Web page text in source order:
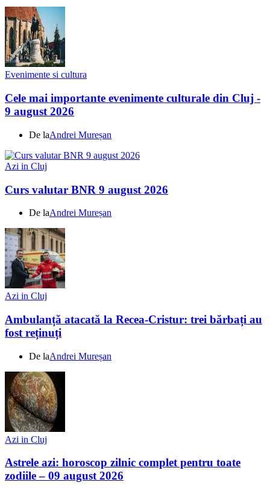
Evenimente si cultura
Cele mai importante evenimente culturale din Cluj -
9 august 2026
De laAndrei Mureșan
Azi in Cluj
Curs valutar BNR 9 august 2026
De laAndrei Mureșan
Azi in Cluj
Ambulanță atacată la Recea-Cristur: trei bărbați au
fost reținuți
De laAndrei Mureșan
Azi in Cluj
Astrele azi: horoscop zilnic complet pentru toate
zodiile – 09 august 2026